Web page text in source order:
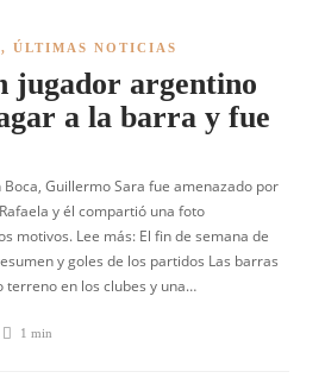
, ÚLTIMAS NOTICIAS
jugador argentino
a la barra y fue
Guillermo Sara fue amenazado por
y él compartió una foto
motivos. Lee más: El fin de semana de
y goles de los partidos Las barras
terreno en los clubes y una…
1 min